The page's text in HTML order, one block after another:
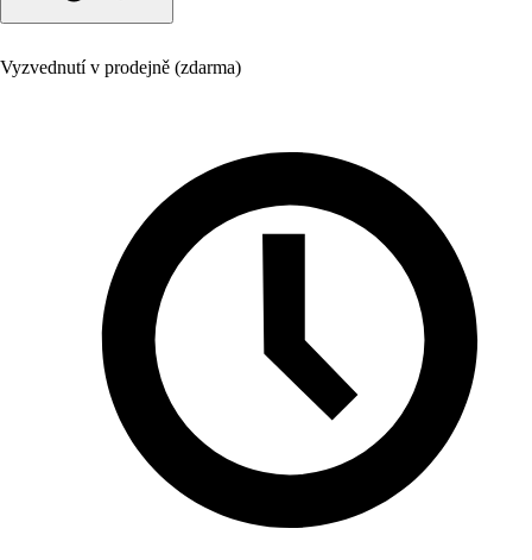
Vyzvednutí v prodejně (zdarma)